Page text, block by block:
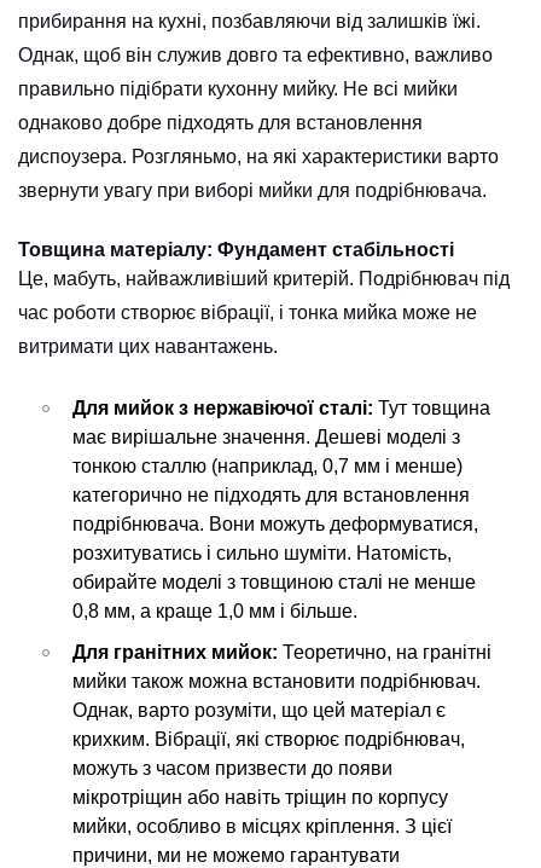
прибирання на кухні, позбавляючи від залишків їжі.
Однак, щоб він служив довго та ефективно, важливо
правильно підібрати кухонну мийку. Не всі мийки
однаково добре підходять для встановлення
диспоузера. Розгляньмо, на які характеристики варто
звернути увагу при виборі мийки для подрібнювача.
Товщина матеріалу: Фундамент стабільності
Це, мабуть, найважливіший критерій. Подрібнювач під
час роботи створює вібрації, і тонка мийка може не
витримати цих навантажень.
Для мийок з нержавіючої сталі: Тут товщина
має вирішальне значення. Дешеві моделі з
тонкою сталлю (наприклад, 0,7 мм і менше)
категорично не підходять для встановлення
подрібнювача. Вони можуть деформуватися,
розхитуватись і сильно шуміти. Натомість,
обирайте моделі з товщиною сталі не менше
0,8 мм, а краще 1,0 мм і більше.
Для гранітних мийок: Теоретично, на гранітні
мийки також можна встановити подрібнювач.
Однак, варто розуміти, що цей матеріал є
крихким. Вібрації, які створює подрібнювач,
можуть з часом призвести до появи
мікротріщин або навіть тріщин по корпусу
мийки, особливо в місцях кріплення. З цієї
причини, ми не можемо гарантувати